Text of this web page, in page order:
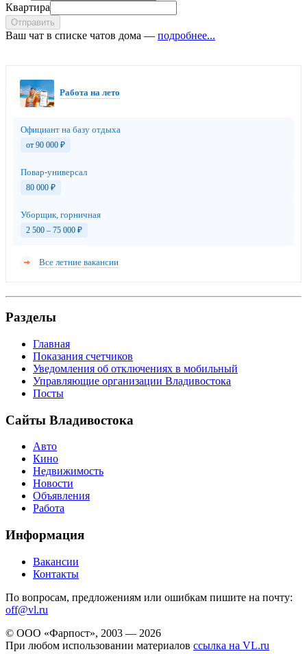
Квартира
Отправить
Ваш чат в списке чатов дома — подробнее...
Работа на лето
Официант на базу отдыха
от 90 000 ₽
Повар-универсал
80 000 ₽
Уборщик, горничная
2 500 – 75 000 ₽
Все летние вакансии
Разделы
Главная
Показания счетчиков
Уведомления об отключениях в мобильный
Управляющие организации Владивостока
Посты
Сайты Владивостока
Авто
Кино
Недвижимость
Новости
Объявления
Работа
Информация
Вакансии
Контакты
По вопросам, предложениям или ошибкам пишите на почту:
off@vl.ru
© ООО «Фарпост», 2003 — 2026
При любом использовании материалов ссылка на VL.ru